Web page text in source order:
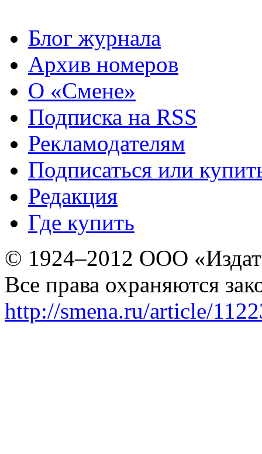
Блог журнала
Архив номеров
О «Смене»
Подписка на RSS
Рекламодателям
Подписаться или
Редакция
Где купить
© 1924–2012 ООО
Все права охраняются
http://smena.ru/article/